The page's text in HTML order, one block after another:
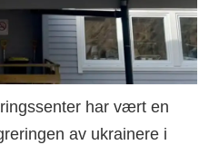
har vært en
av ukrainere i